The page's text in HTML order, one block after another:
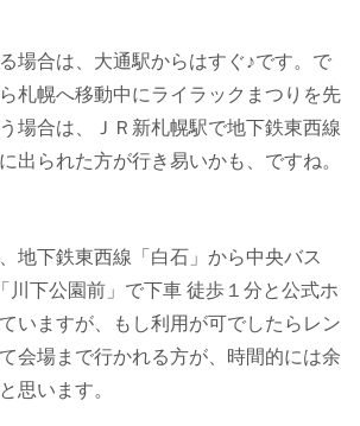
場合は、大通駅からはすぐ♪です。で
札幌へ移動中にライラックまつりを先
場合は、ＪＲ新札幌駅で地下鉄東西線
出られた方が行き易いかも、ですね。
地下鉄東西線「白石」から中央バス
川下公園前」で下車 徒歩１分と公式ホ
いますが、もし利用が可でしたらレン
会場まで行かれる方が、時間的には余
思います。